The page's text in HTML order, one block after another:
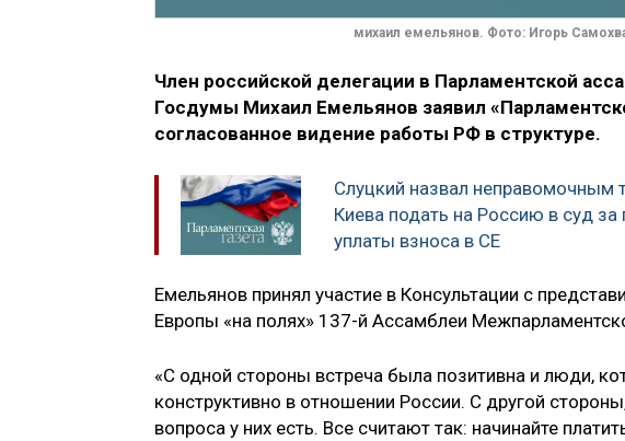
михаил емельянов. Фото: Игорь
Член российской делегации в Парламентской
Госдумы Михаил Емельянов заявил
согласованное видение работы РФ в структуре.
Слуцкий назвал неправомочным
Киева подать на Россию в суд за
уплаты взноса в СЕ
Емельянов принял участие в Консультации с
Европы «на полях» 137-й Ассамблеи
«С одной стороны встреча была позитивна и люди,
конструктивно в отношении России. С другой
вопроса у них есть. Все считают так: начинайте